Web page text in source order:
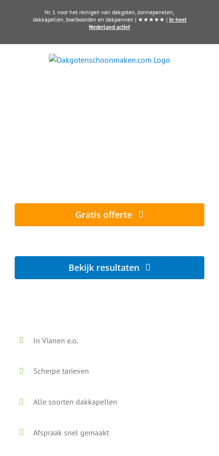
Nr. 1 voor het reinigen van dakgoten, zonnepanelen,
dakkapellen, boeiboorden en dakpannen | ★★★★★ | In heel
Nederland actief
Gratis offerte
Bekijk resultaten
In Vianen e.o.
Scherpe tarieven
Alle soorten dakkapellen
Afspraak snel gemaakt